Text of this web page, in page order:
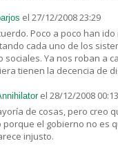
el 27/12/2008 23:29
Poco a poco han
cada uno de los
sociales. Ya nos roban a
tienen la decencia de
el 28/12/2008 00:13
de cosas, pero creo
el gobierno no es
injusto.